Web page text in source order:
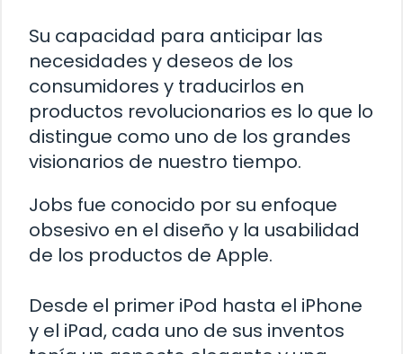
Su capacidad para anticipar las
necesidades y deseos de los
consumidores y traducirlos en
productos revolucionarios es lo que lo
distingue como uno de los grandes
visionarios de nuestro tiempo.
Jobs fue conocido por su enfoque
obsesivo en el diseño y la usabilidad
de los productos de Apple.
Desde el primer iPod hasta el iPhone
y el iPad, cada uno de sus inventos